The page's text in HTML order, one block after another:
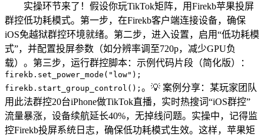
实操环节来了！假设你玩TikTok矩阵，用Firekb苹果投屏
群控低功耗模式。第一步，在Firekb客户端连接设备，确保
iOS免越狱群控环境就绪。第二步，进入设置，启用“低功耗模
式”，并配置投屏参数（如分辨率调至720p，减少GPU负
载）。第三步，运行群控脚本：示例代码片段（简化版）：
firekb.set_power_mode("low");
firekb.start_group_control(); 。💡 案例分享：某玩家团队
用此法群控20台iPhone做TikTok直播，实时热搜词“iOS群控”
流量暴涨，设备续航延长40%，无掉线问题。实操中，记得监
控Firekb投屏系统日志，确保低功耗模式生效。这样，苹果矩